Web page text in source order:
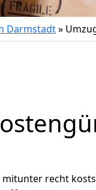
Darmstadt»
recht